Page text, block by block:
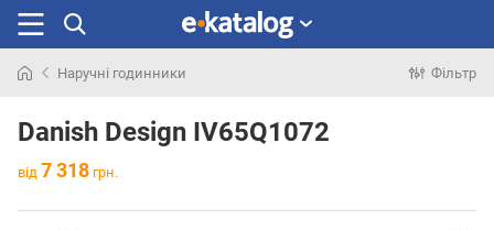
раніше
Наручні годинники Фільтр
Danish Design IV65Q1072
від 7 318 грн.